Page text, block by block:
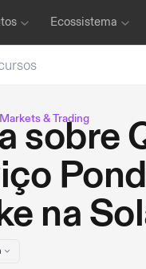
Ecossistema
Markets & Trading
sobre
na